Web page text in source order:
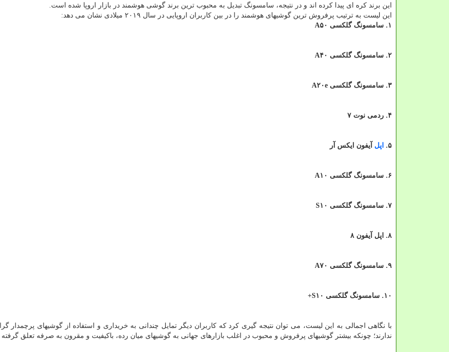
این برند كره ای پیدا كرده اند و در نتیجه، سامسونگ تبدیل به محبوب ترین برند گوشی هوشمند در بازار اروپا شده است.
این لیست به ترتیب پرفروش ترین گوشیهای هوشمند را در بین كاربران اروپایی در سال ۲۰۱۹ میلادی نشان می دهد:
۱. سامسونگ گلكسی A۵۰
۲. سامسونگ گلكسی A۴۰
۳. سامسونگ گلكسی A۲۰e
۴. ردمی نوت ۷
۵. اپل آیفون ایكس آر
۶. سامسونگ گلكسی A۱۰
۷. سامسونگ گلكسی S۱۰
۸. اپل آیفون ۸
۹. سامسونگ گلكسی A۷۰
۱۰. سامسونگ گلكسی S۱۰+
با نگاهی اجمالی به این لیست، می توان نتیجه گیری كرد كه كاربران دیگر تمایل چندانی به خریداری و استفاده از گوشیهای پرچمدار
ندارند؛ چونكه بیشتر گوشیهای پرفروش و محبوب در اغلب بازارهای جهانی به گوشیهای میان رده، باكیفیت و مقرون به صرفه تعلق